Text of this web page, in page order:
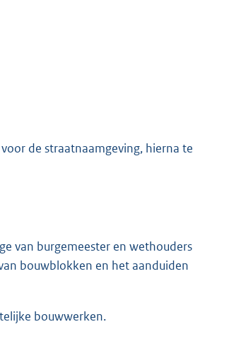
de straatnaamgeving, hierna te
van burgemeester en wethouders
bouwblokken en het aanduiden
bouwwerken.